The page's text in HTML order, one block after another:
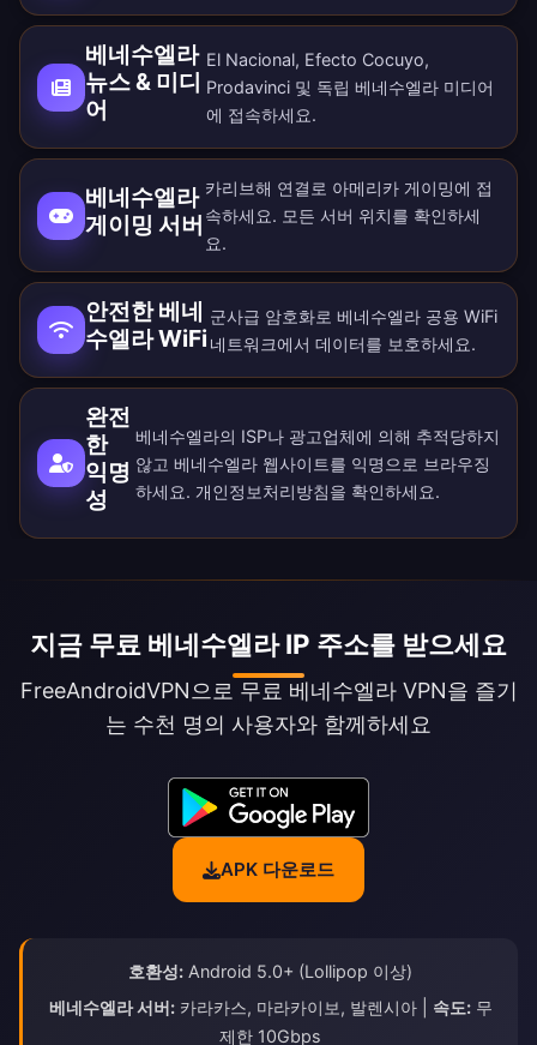
베네수엘라
뉴스 & 미디
어
El Nacional, Efecto Cocuyo,
Prodavinci 및 독립 베네수엘라 미디어
에 접속하세요.
베네수엘라
게이밍 서버
카리브해 연결로 아메리카 게이밍에 접
속하세요. 모든 서버 위치를 확인하세
요.
안전한 베네
수엘라 WiFi
군사급 암호화로 베네수엘라 공용 WiFi
네트워크에서 데이터를 보호하세요.
완전
한
익명
성
베네수엘라의 ISP나 광고업체에 의해 추적당하지
않고 베네수엘라 웹사이트를 익명으로 브라우징
하세요. 개인정보처리방침을 확인하세요.
지금 무료 베네수엘라 IP 주소를 받으세요
FreeAndroidVPN으로 무료 베네수엘라 VPN을 즐기
는 수천 명의 사용자와 함께하세요
APK 다운로드
호환성: Android 5.0+ (Lollipop 이상)
베네수엘라 서버:카라카스, 마라카이보, 발렌시아 | 속도:무
제한 10Gbps